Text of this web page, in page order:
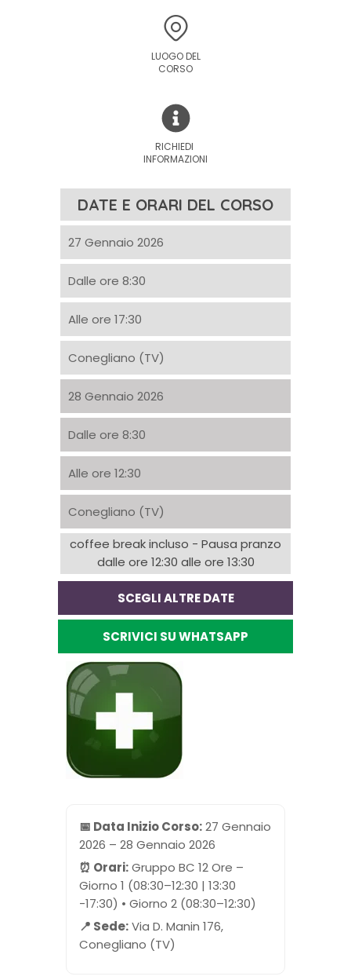
LUOGO DEL
CORSO
RICHIEDI
INFORMAZIONI
DATE E ORARI DEL CORSO
27 Gennaio 2026
Dalle ore 8:30
Alle ore 17:30
Conegliano (TV)
28 Gennaio 2026
Dalle ore 8:30
Alle ore 12:30
Conegliano (TV)
coffee break incluso - Pausa pranzo
dalle ore 12:30 alle ore 13:30
SCEGLI ALTRE DATE
SCRIVICI SU WHATSAPP
📅 Data Inizio Corso:27 Gennaio
2026 – 28 Gennaio 2026
⏰ Orari:Gruppo BC 12 Ore –
Giorno 1 (08:30–12:30 | 13:30
-17:30) • Giorno 2 (08:30–12:30)
📍 Sede:Via D. Manin 176,
Conegliano (TV)